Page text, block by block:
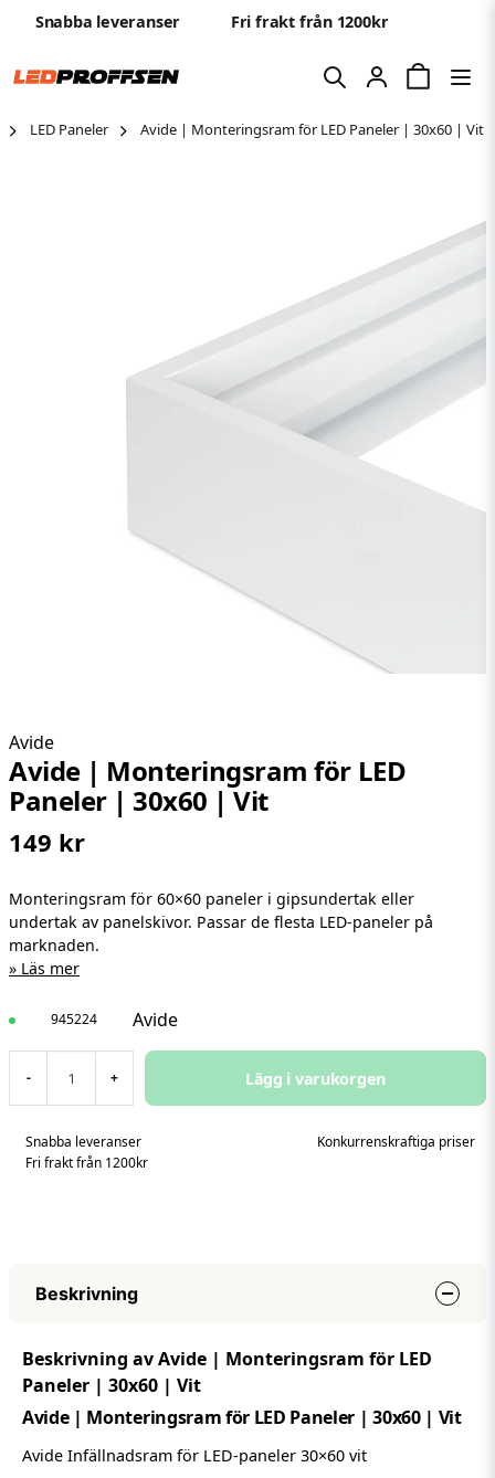
Snabba leveranser Fri frakt från 1200kr
LED Paneler Avide | Monteringsram för LED Paneler | 30x60 | Vit
Avide
Avide | Monteringsram för LED
Paneler | 30x60 | Vit
149 kr
Monteringsram för 60×60 paneler i gipsundertak eller
undertak av panelskivor. Passar de flesta LED-paneler på
marknaden.
Läs mer
945224 Avide
- + Lägg i varukorgen
Snabba leveranser
Konkurrenskraftiga priser
Fri frakt från 1200kr
Beskrivning
Beskrivning av Avide | Monteringsram för LED
Paneler | 30x60 | Vit
Avide | Monteringsram för LED Paneler | 30x60 | Vit
Avide Infällnadsram för LED-paneler 30×60 vit